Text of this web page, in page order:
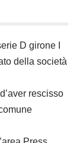
D girone I
della società
rescisso